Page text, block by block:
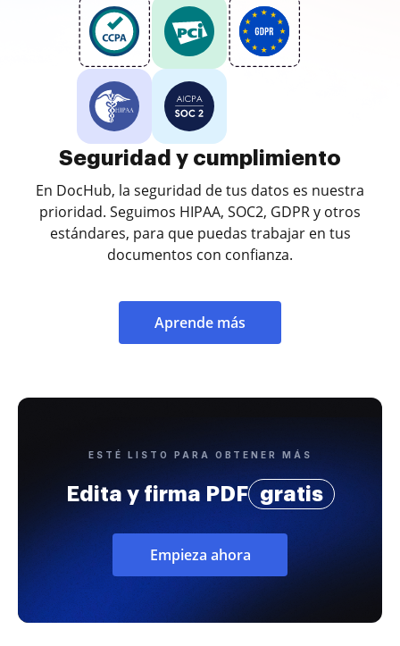
Seguridad y cumplimiento
En DocHub, la seguridad de tus datos es nuestra
prioridad. Seguimos HIPAA, SOC2, GDPR y otros
estándares, para que puedas trabajar en tus
documentos con confianza.
Aprende más
ESTÉ LISTO PARA OBTENER MÁS
Edita y firma PDF gratis
Empieza ahora